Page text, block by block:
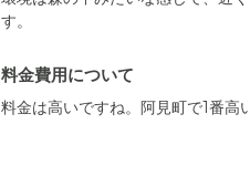
す。
料金費用について
料金は高いですね。阿見町で1番高